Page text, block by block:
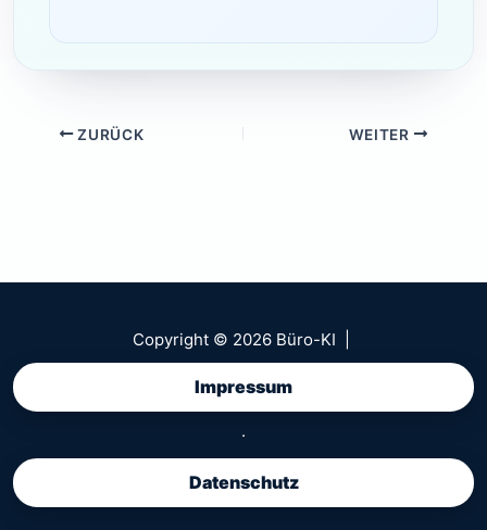
ZURÜCK WEITER
Copyright © 2026 Büro-KI |
Impressum
·
Datenschutz